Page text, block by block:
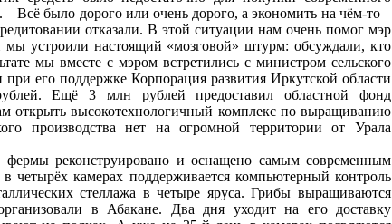
Всё было дорого или очень дорого, а экономить на чём-то –
отказали. В этой ситуации нам очень помог мэр
устроили настоящий «мозговой» штурм: обсуждали, кто
мы вместе с мэром встретились с министром сельского
его поддержке Корпорация развития Иркутской области
Ещё 3 млн рублей предоставил областной фонд
открыть высокотехнологичный комплекс по выращиванию
производства нет на огромной территории от Урала
фермы реконструировано и оснащено самым современным
камерах поддерживается компьютерный контроль
стеллажа в четыре яруса. Грибы выращиваются
в Абакане. Два дня уходит на его доставку